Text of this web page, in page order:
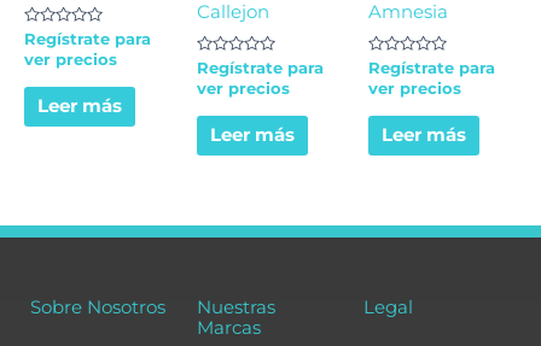
Valorado
0
5
Regístrate para
ver precios
Leer más
Callejon
Valorado
0
5
Regístrate para
ver precios
Leer más
Amnesia
Valorado
0
5
Regístrate para
ver precios
Leer más
Sobre Nosotros
Nuestras
Marcas
Legal